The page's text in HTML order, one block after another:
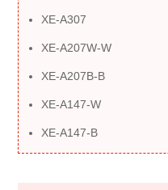
XE-A307
XE-A207W-W
XE-A207B-B
XE-A147-W
XE-A147-B